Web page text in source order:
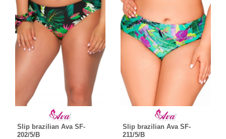
Slip brazilian Ava SF-
202/5/B
Slip brazilian Ava SF-
211/5/B